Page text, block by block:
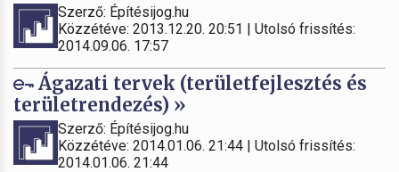
Szerző: Építésijog.hu
Közzétéve: 2013.12.20. 20:51 | Utolsó frissítés:
2014.09.06. 17:57
Ágazati tervek (területfejlesztés és
területrendezés) »
Szerző: Építésijog.hu
Közzétéve: 2014.01.06. 21:44 | Utolsó frissítés:
2014.01.06. 21:44